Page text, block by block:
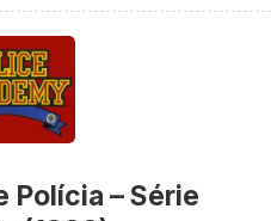
Polícia – Série